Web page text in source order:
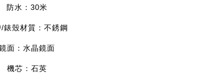
防水：30米
錶殼材質：不銹鋼
面：水晶鏡面
機芯：石英